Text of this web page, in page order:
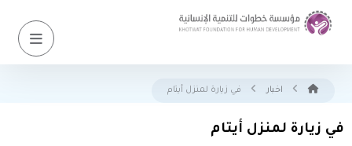
اخبار في زيارة لمنزل أيتام
في زيارة لمنزل أيتام